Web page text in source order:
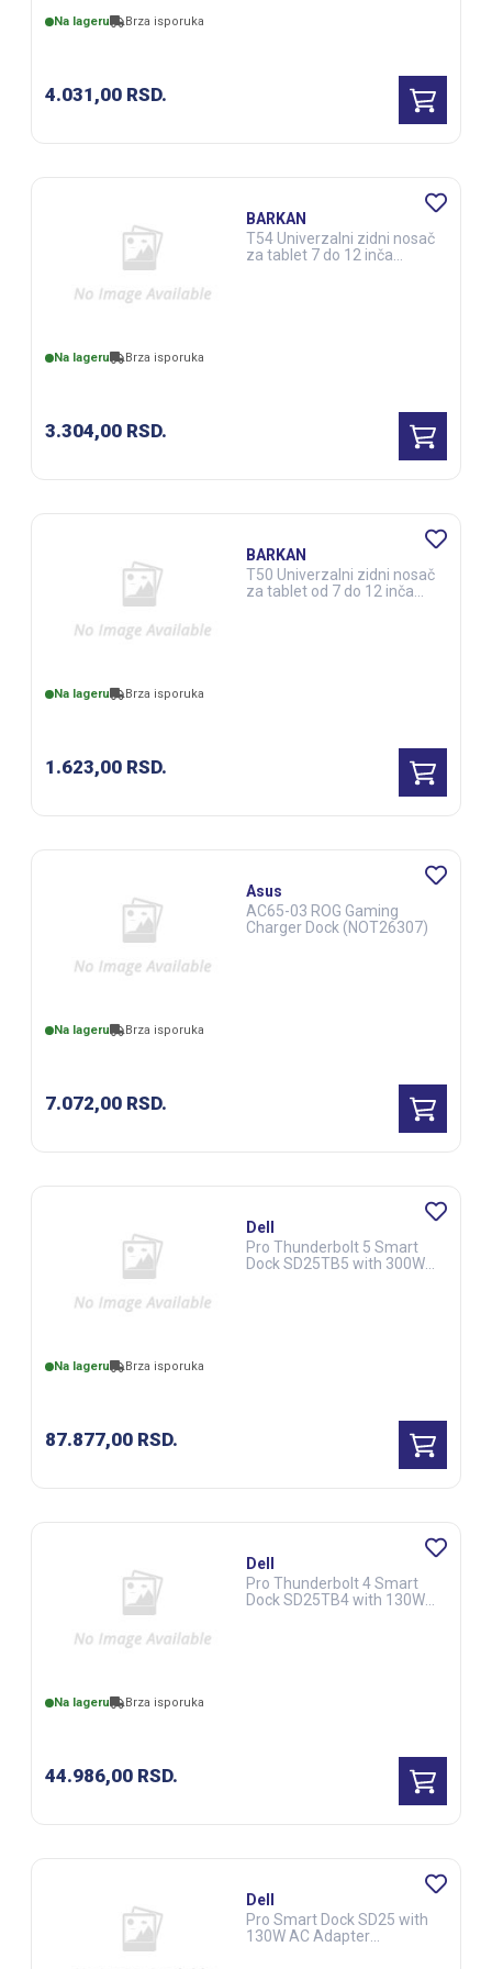
Na lageru Brza isporuka
4.031,00 RSD.
Na lageru Brza isporuka
3.304,00 RSD.
BARKAN
T54 Univerzalni zidni nosač
za tablet 7 do 12 inča
Na lageru Brza isporuka
1.623,00 RSD.
BARKAN
T50 Univerzalni zidni nosač
za tablet od 7 do 12 inča
Na lageru Brza isporuka
7.072,00 RSD.
Asus
AC65-03 ROG Gaming
Charger Dock (NOT26307)
Na lageru Brza isporuka
87.877,00 RSD.
Dell
Pro Thunderbolt 5 Smart
Dock SD25TB5 with 300W
Na lageru Brza isporuka
44.986,00 RSD.
Dell
Pro Thunderbolt 4 Smart
Dock SD25TB4 with 130W
Dell
Pro Smart Dock SD25 with
130W AC Adapter